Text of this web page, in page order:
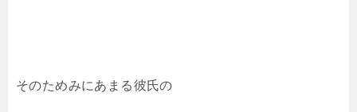
そのためみにあまる彼氏の